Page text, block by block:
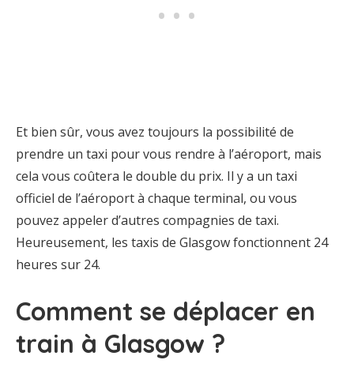
Et bien sûr, vous avez toujours la possibilité de
prendre un taxi pour vous rendre à l’aéroport, mais
cela vous coûtera le double du prix. Il y a un taxi
officiel de l’aéroport à chaque terminal, ou vous
pouvez appeler d’autres compagnies de taxi.
Heureusement, les taxis de Glasgow fonctionnent 24
heures sur 24.
Comment se déplacer en
train à Glasgow ?